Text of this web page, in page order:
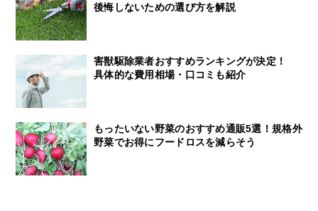
後悔しないための選び方を解説
害獣駆除業者おすすめランキングが決定！
具体的な費用相場・口コミも紹介
もったいない野菜のおすすめ通販5選！規格外
野菜でお得にフードロスを減らそう